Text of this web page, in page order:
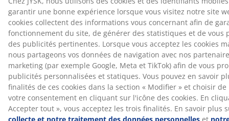
enzymes, pour garnissage naturel.
NOMITE®
Les couettes et les oreillers portant le label NOMITE®
possèdent une enveloppe au tissage particulièrement
serré. Ceci contribue à réduire la pénétration des
acariens et rend la couette adaptée aux personnes
allergiques aux acariens.
OEKO-TEX® STANDARD 100